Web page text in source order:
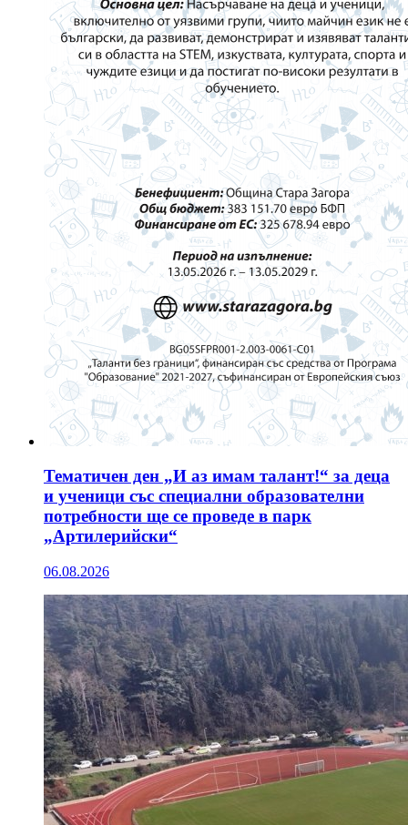
Тематичен ден „И аз имам талант!“ за деца
и ученици със специални образователни
потребности ще се проведе в парк
„Артилерийски“
06.08.2026